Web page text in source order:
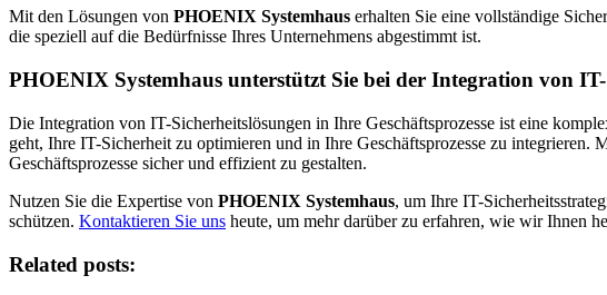
Mit den Lösungen von PHOENIX Systemhaus erhalten Sie eine vollständige
die speziell auf die Bedürfnisse Ihres Unternehmens abgestimmt ist.
PHOENIX Systemhaus unterstützt Sie bei der Integration von
Die Integration von IT-Sicherheitslösungen in Ihre Geschäftsprozesse ist eine
geht, Ihre IT-Sicherheit zu optimieren und in Ihre Geschäftsprozesse zu
Geschäftsprozesse sicher und effizient zu gestalten.
Nutzen Sie die Expertise von PHOENIX Systemhaus, um Ihre IT-
schützen. Kontaktieren Sie uns heute, um mehr darüber zu erfahren, wie wir Ihnen
Related posts: